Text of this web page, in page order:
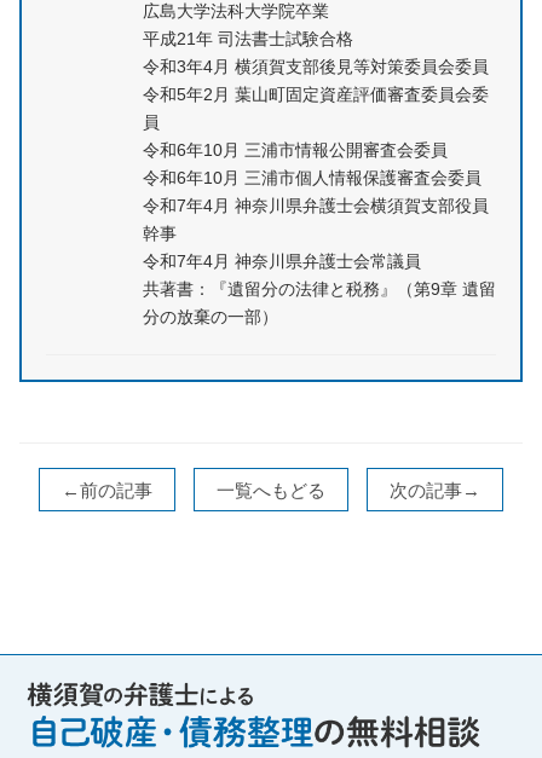
広島大学法科大学院卒業
平成21年 司法書士試験合格
令和3年4月 横須賀支部後見等対策委員会委員
令和5年2月 葉山町固定資産評価審査委員会委
員
令和6年10月 三浦市情報公開審査会委員
令和6年10月 三浦市個人情報保護審査会委員
令和7年4月 神奈川県弁護士会横須賀支部役員
幹事
令和7年4月 神奈川県弁護士会常議員
共著書：『遺留分の法律と税務』（第9章 遺留
分の放棄の一部）
←前の記事 一覧へもどる 次の記事→